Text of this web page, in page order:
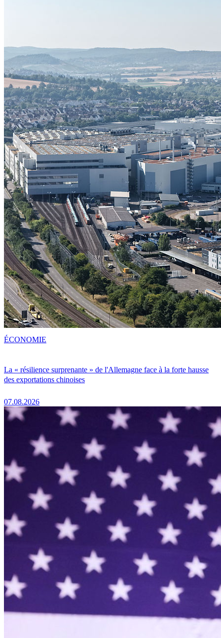
La « résilience surprenante » de l'Allemagne face à la forte hausse
des exportations chinoises
07.08.2026
ÉCONOMIE